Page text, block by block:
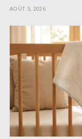
AOÛT 5, 2026